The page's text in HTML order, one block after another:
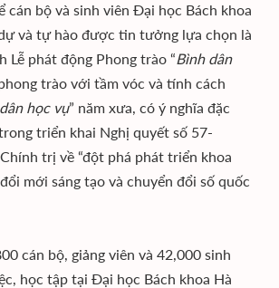
cán bộ và sinh viên Đại học Bách khoa
và tự hào được tin tưởng lựa chọn là
Lễ phát động Phong trào “Bình dân
trào với tầm vóc và tính cách
học vụ” năm xưa, có ý nghĩa đặc
triển khai Nghị quyết số 57-
trị về “đột phá phát triển khoa
mới sáng tạo và chuyển đổi số quốc
cán bộ, giảng viên và 42,000 sinh
học tập tại Đại học Bách khoa Hà